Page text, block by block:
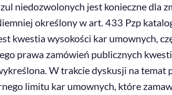
niedozwolonych jest konieczne dla
określony w art. 433 Pzp
kwestia wysokości kar umownych,
prawa zamówień publicznych
W trakcie dyskusji na
limitu kar umownych, które